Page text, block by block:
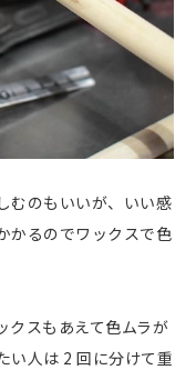
むのもいいが、いい感
かるのでワックスで色
クスもあえて色ムラが
い人は 2 回に分けて重